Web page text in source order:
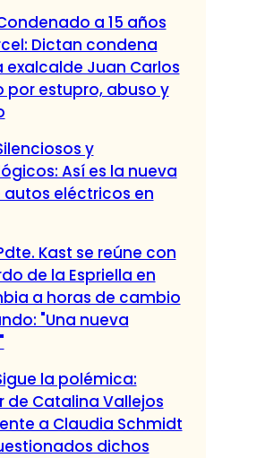
a 15 años
Dictan condena
exalcalde Juan Carlos
por estupro, abuso y
y
Así es la nueva
autos eléctricos en
Kast se reúne con
de la Espriella en
a horas de cambio
"Una nueva
la polémica:
de Catalina Vallejos
a Claudia Schmidt
dichos